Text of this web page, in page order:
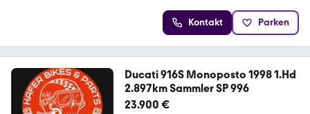
Kontakt Parken
Ducati 916S Monoposto 1998 1.Hd
2.897km Sammler SP 996
23.900 €